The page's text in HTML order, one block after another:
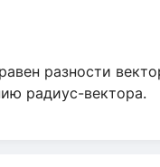
разности
радиус-вектора.